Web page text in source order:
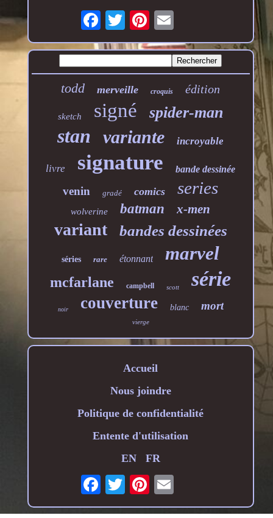
todd merveille croquis édition
sketch signé spider-man
stan variante incroyable
livre signature bande dessinée
venin gradé comics series
wolverine batman x-men
variant bandes dessinées
séries rare étonnant marvel
mcfarlane campbell scott série
noir couverture blanc mort
vierge
Accueil
Nous joindre
Politique de confidentialité
Entente d'utilisation
EN
FR